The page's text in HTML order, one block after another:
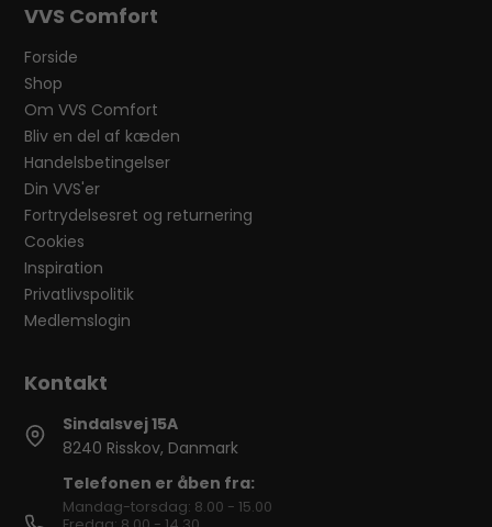
VVS Comfort
Forside
Shop
Om VVS Comfort
Bliv en del af kæden
Handelsbetingelser
Din VVS'er
Fortrydelsesret og returnering
Cookies
Inspiration
Privatlivspolitik
Medlemslogin
Sindalsvej 15A
8240 Risskov, Danmark
Telefonen er åben fra:
Mandag-torsdag: 8.00 - 15.00